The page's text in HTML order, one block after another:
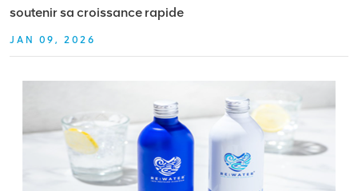
soutenir sa croissance rapide
JAN 09, 2026